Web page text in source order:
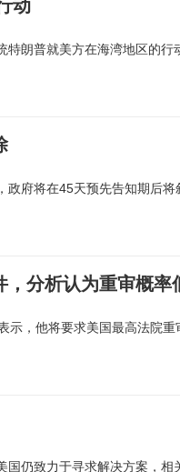
动
朗普就美方在海湾地区的
府将在45天预先告知期后
，分析认为重审概率
，他将要求美国最高法院
仍致力于寻求解决方案，相